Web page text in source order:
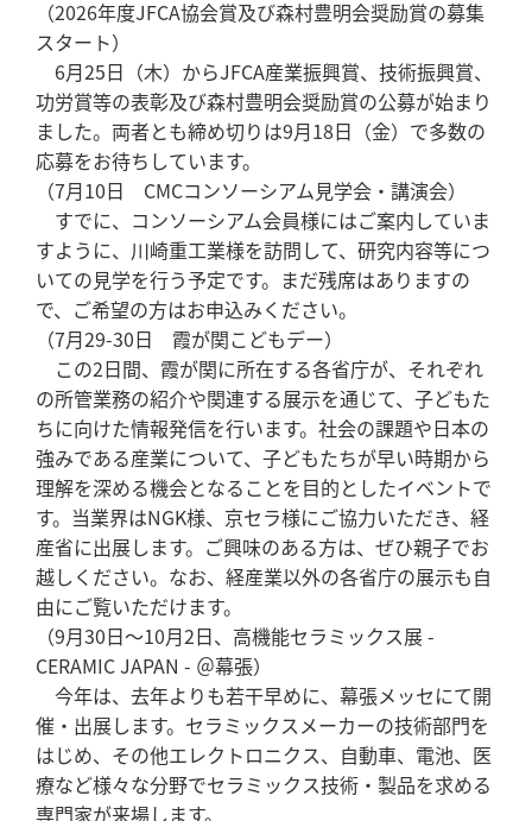
（2026年度JFCA協会賞及び森村豊明会奨励賞の募集
スタート）
6月25日（木）からJFCA産業振興賞、技術振興賞、
功労賞等の表彰及び森村豊明会奨励賞の公募が始まり
ました。両者とも締め切りは9月18日（金）で多数の
応募をお待ちしています。
（7月10日 CMCコンソーシアム見学会・講演会）
すでに、コンソーシアム会員様にはご案内していま
すように、川崎重工業様を訪問して、研究内容等につ
いての見学を行う予定です。まだ残席はありますの
で、ご希望の方はお申込みください。
（7月29-30日 霞が関こどもデー）
この2日間、霞が関に所在する各省庁が、それぞれ
の所管業務の紹介や関連する展示を通じて、子どもた
ちに向けた情報発信を行います。社会の課題や日本の
強みである産業について、子どもたちが早い時期から
理解を深める機会となることを目的としたイベントで
す。当業界はNGK様、京セラ様にご協力いただき、経
産省に出展します。ご興味のある方は、ぜひ親子でお
越しください。なお、経産業以外の各省庁の展示も自
由にご覧いただけます。
（9月30日～10月2日、高機能セラミックス展 -
CERAMIC JAPAN - ＠幕張）
今年は、去年よりも若干早めに、幕張メッセにて開
催・出展します。セラミックスメーカーの技術部門を
はじめ、その他エレクトロニクス、自動車、電池、医
療など様々な分野でセラミックス技術・製品を求める
専門家が来場します。